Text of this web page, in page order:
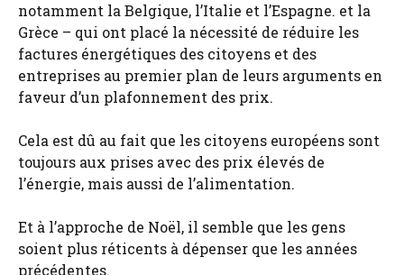
notamment la Belgique, l’Italie et l’Espagne. et la
Grèce – qui ont placé la nécessité de réduire les
factures énergétiques des citoyens et des
entreprises au premier plan de leurs arguments en
faveur d’un plafonnement des prix.
Cela est dû au fait que les citoyens européens sont
toujours aux prises avec des prix élevés de
l’énergie, mais aussi de l’alimentation.
Et à l’approche de Noël, il semble que les gens
soient plus réticents à dépenser que les années
précédentes.